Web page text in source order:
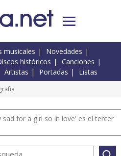
musicales
Novedades
históricos
Canciones
Artistas Portadas Listas
sad for a girl so in love' es el tercer